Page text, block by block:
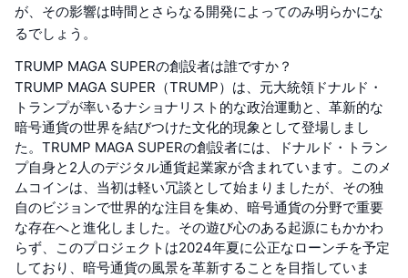
が、その影響は時間とさらなる開発によってのみ明らかにな
るでしょう。
TRUMP MAGA SUPERの創設者は誰ですか？
TRUMP MAGA SUPER（TRUMP）は、元大統領ドナルド・
トランプが率いるナショナリスト的な政治運動と、革新的な
暗号通貨の世界を結びつけた文化的現象として登場しまし
た。TRUMP MAGA SUPERの創設者には、ドナルド・トラン
プ自身と2人のデジタル通貨起業家が含まれています。このメ
ムコインは、当初は軽い冗談として始まりましたが、その独
自のビジョンで世界的な注目を集め、暗号通貨の分野で重要
な存在へと進化しました。その遊び心のある起源にもかかわ
らず、このプロジェクトは2024年夏に公正なローンチを予定
しており、暗号通貨の風景を革新することを目指していま